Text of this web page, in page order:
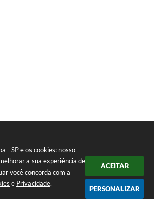
- SP e os cookies: nosso
a sua experiência de
você concorda com a
e Privacidade.
ACEITAR
PERSONALIZAR